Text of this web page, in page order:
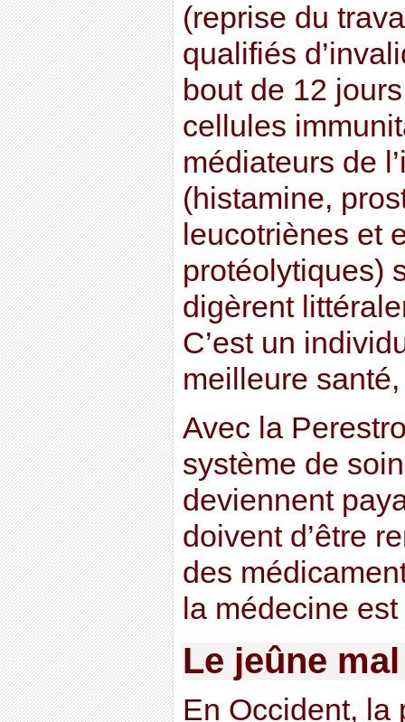
(reprise du
qualifiés
bout de 12
cellules
médiateurs de
(histamine,
leucotriènes et
protéolytiques)
digèrent
C’est un
meilleure
Avec la
système de
deviennent
doivent d’être
des
la médecine
Le jeûne
En Occident, la